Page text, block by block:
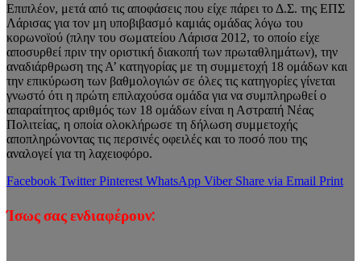
Επιπλέον, μετά από τις αποφάσεις που είχε πάρει το Δ.Σ. της ΕΠΣ
Λάρισας για τον μη υποβιβασμό καμιάς ομάδας λόγω του
κορωνοϊού (πλην του σωματείου Λάρισα 2012, το οποίο είχε
αποσυρθεί πριν την οριστική διακοπή των πρωταθλημάτων), την
αναδιάρθρωση της Α’ κατηγορίας με τη συμμετοχή 18 ομάδων και
την επικύρωση των βαθμολογιών σε όλες τις κατηγορίες γίνεται
γνωστό ότι η πρώτη επιλαχούσα ομάδα για να συμπληρωθεί ο
απαραίτητος αριθμός των 18 ομάδων είναι η Αστραπή Νέας
Πολιτείας, η οποία ολοκλήρωσε τη δήλωση συμμετοχής
αποπληρώνοντας τις περσινές οφειλές και το ποσό που της
αναλογεί για τη λαχειοφόρο.
Facebook Twitter Pinterest WhatsApp Viber Share via Email Print
Ίσως σας ενδιαφέρουν: